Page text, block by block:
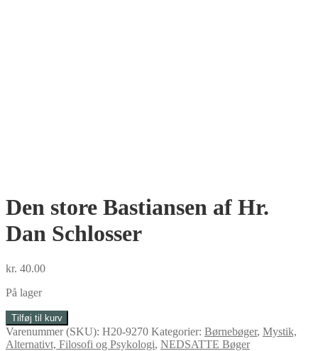
Den store Bastiansen af Hr.
Dan Schlosser
kr. 40.00
På lager
Den
store
Bastiansen
Tilføj til kurv
Varenummer (SKU): H20-9270 Kategorier: Børnebøger, Mystik,
Alternativt, Filosofi og Psykologi, NEDSATTE Bøger